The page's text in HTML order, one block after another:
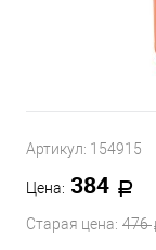
Артикул: 154915
Цена: 384
Старая цена: 476